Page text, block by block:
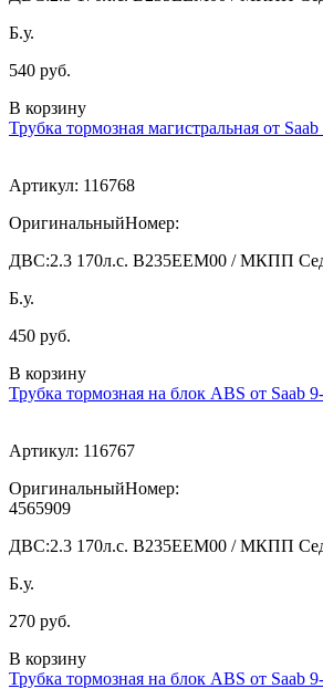
Б.у.
540 руб.
В корзину
Трубка тормозная магистральная от
Артикул: 116768
ОригинальныйНомер:
ДВС:2.3 170л.с. В235ЕЕМ00 / МКПП
Б.у.
450 руб.
В корзину
Трубка тормозная на блок ABS от Saab
Артикул: 116767
ОригинальныйНомер:
4565909
ДВС:2.3 170л.с. В235ЕЕМ00 / МКПП
Б.у.
270 руб.
В корзину
Трубка тормозная на блок ABS от Saab